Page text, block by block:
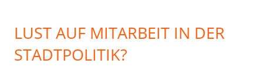
LUST AUF MITARBEIT IN DER
STADTPOLITIK?